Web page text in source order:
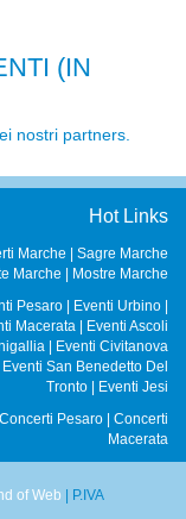
(IN
nostri partners.
Hot Links
Marche | Sagre Marche
Marche | Mostre Marche
Pesaro| Eventi Urbino|
Macerata| Eventi Ascoli
| Eventi Civitanova
Eventi San Benedetto Del
Tronto| Eventi Jesi
Concerti Pesaro| Concerti
Macerata
of Web | P.IVA